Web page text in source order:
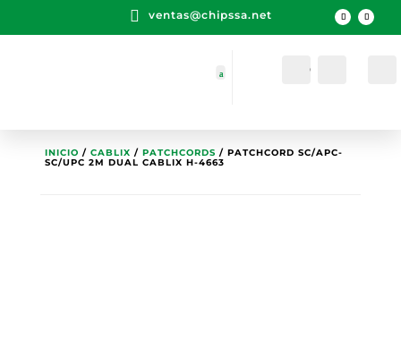
 ventas@chipssa.net
Cuenta
INICIO / CABLIX / PATCHCORDS / PATCHCORD SC/APC-
SC/UPC 2M DUAL CABLIX H-4663